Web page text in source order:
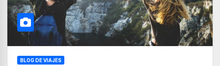
BLOG DE VIAJES